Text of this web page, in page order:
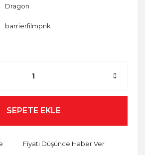
Dragon
barrierfilmpnk
SEPETE EKLE
Fiyatı Düşünce Haber Ver